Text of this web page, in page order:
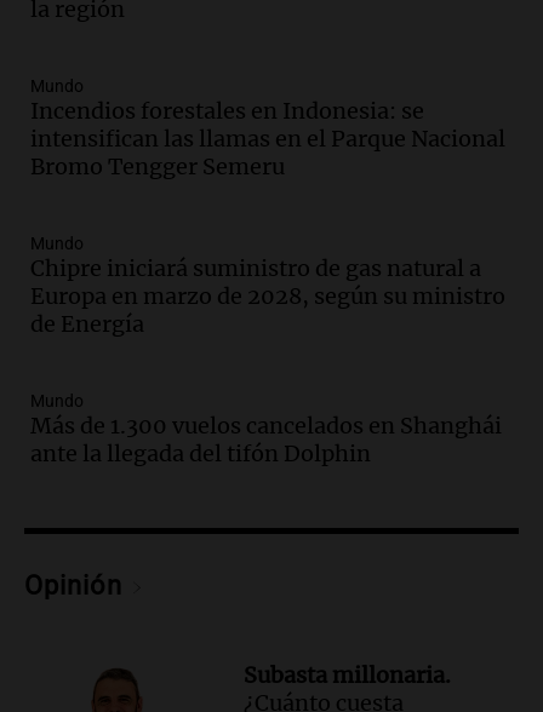
Messi hubiera llegado adonde llegó"
Audio. El orgullo y el sueño argentino de
Jorge Messi en una entrevista con Rony
Vargas en 2007
Audio.El abuelo de Agostina Vega, tras
las nuevas detenciones: "En esa casa
todos tenían algo que ver"
Audio.
Una nutricionista derribó el mito
del desayuno ideal: qué alimentos
conviene priorizar
Audio.Mateo, a los 25 años, lucha
la región
Mundo
Incendios forestales en Indonesia: se
intensifican las llamas en el Parque Nacional
Bromo Tengger Semeru
Mundo
Chipre iniciará suministro de gas natural a
Europa en marzo de 2028, según su ministro
de Energía
Mundo
Más de 1.300 vuelos cancelados en Shanghái
ante la llegada del tifón Dolphin
Opinión
Subasta millonaria.
¿Cuánto cuesta